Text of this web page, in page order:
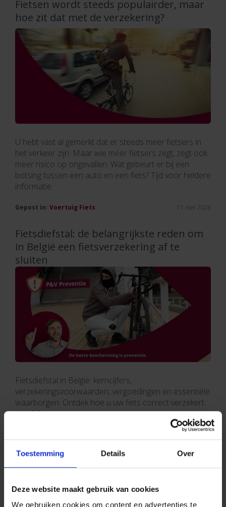
Toestemming Details Over
Deze website maakt gebruik van cookies
We gebruiken cookies om content en advertenties te
Fietsen wordt steeds populairder, maar
hoe zit dat met de verzekering?
U hebt vast al gemerkt dat er steeds meer fietsers in
het verkeer zijn. Maar wie meer fietsers zegt, zegt ook
meer risico op ongevallen. Wat gebeurt er bij een
botsing tussen een auto en een fiets? Tijd voor heldere
informatie.
Gepost in: Voertuig Fiets 11 mei 2026
Fietsdiefstal: de belangrijkste reden om
in België een fietsverzekering af te
sluiten
Fietsdiefstal in België: kerncijfers,
verzekeringsvoorwaarden, vergoedingen en essentiële
waarborgen. Ontdek hoe u uw fiets correct verzekert
met P&V.
5 mei 2026
Uw fiets klaarmaken voor de lente in vijf